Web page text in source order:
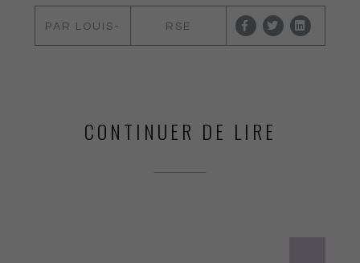
PAR LOUIS- RSE
CONTINUER DE LIRE